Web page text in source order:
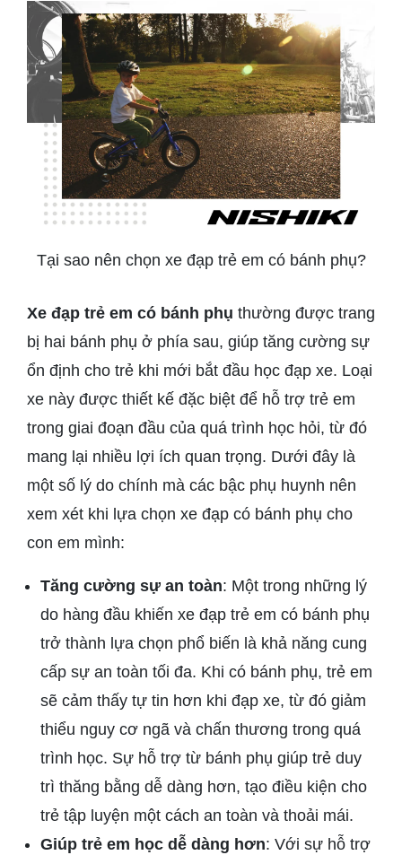
Tại sao nên chọn xe đạp trẻ em có bánh phụ?
Xe đạp trẻ em có bánh phụ thường được trang
bị hai bánh phụ ở phía sau, giúp tăng cường sự
ổn định cho trẻ khi mới bắt đầu học đạp xe. Loại
xe này được thiết kế đặc biệt để hỗ trợ trẻ em
trong giai đoạn đầu của quá trình học hỏi, từ đó
mang lại nhiều lợi ích quan trọng. Dưới đây là
một số lý do chính mà các bậc phụ huynh nên
xem xét khi lựa chọn xe đạp có bánh phụ cho
con em mình:
Tăng cường sự an toàn: Một trong những lý
do hàng đầu khiến xe đạp trẻ em có bánh phụ
trở thành lựa chọn phổ biến là khả năng cung
cấp sự an toàn tối đa. Khi có bánh phụ, trẻ em
sẽ cảm thấy tự tin hơn khi đạp xe, từ đó giảm
thiểu nguy cơ ngã và chấn thương trong quá
trình học. Sự hỗ trợ từ bánh phụ giúp trẻ duy
trì thăng bằng dễ dàng hơn, tạo điều kiện cho
trẻ tập luyện một cách an toàn và thoải mái.
Giúp trẻ em học dễ dàng hơn: Với sự hỗ trợ